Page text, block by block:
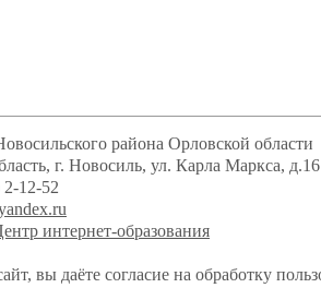
района Орловской области
г. Новосиль, ул. Карла Маркса, д.16
12-52
интернет-образования
вы даёте согласие на обработку